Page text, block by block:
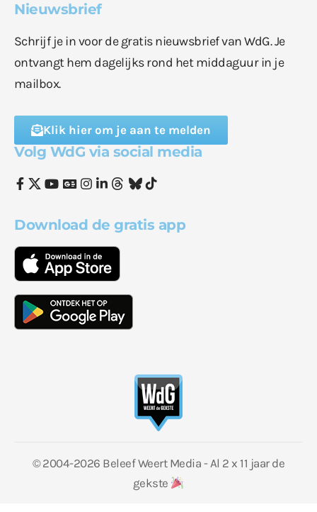
Nieuwsbrief
Schrijf je in voor de gratis nieuwsbrief van WdG. Je
ontvangt hem dagelijks rond het middaguur in je
mailbox.
Klik hier om je aan te melden
Volg WdG via social media
Download de gratis app
© 2004-2026 Beleef Weert Media - Al 2 x 11 jaar de
gekste